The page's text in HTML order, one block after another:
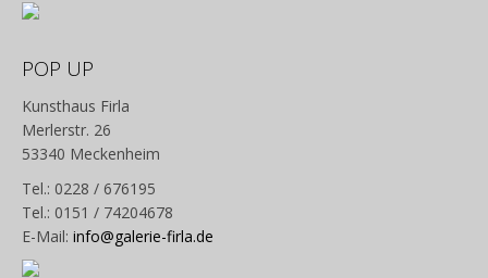
POP UP
Kunsthaus Firla
Merlerstr. 26
53340 Meckenheim
Tel.: 0228 / 676195
Tel.: 0151 / 74204678
E-Mail: info@galerie-firla.de